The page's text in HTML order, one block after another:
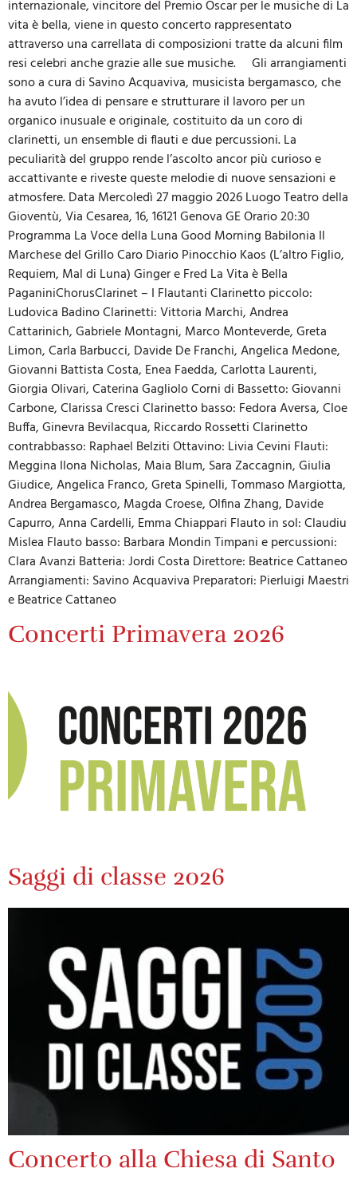
internazionale, vincitore del Premio Oscar per le musiche di La
vita è bella, viene in questo concerto rappresentato
attraverso una carrellata di composizioni tratte da alcuni film
resi celebri anche grazie alle sue musiche. Gli arrangiamenti
sono a cura di Savino Acquaviva, musicista bergamasco, che
ha avuto l’idea di pensare e strutturare il lavoro per un
organico inusuale e originale, costituito da un coro di
clarinetti, un ensemble di flauti e due percussioni. La
peculiarità del gruppo rende l’ascolto ancor più curioso e
accattivante e riveste queste melodie di nuove sensazioni e
atmosfere. Data Mercoledì 27 maggio 2026 Luogo Teatro della
Gioventù, Via Cesarea, 16, 16121 Genova GE Orario 20:30
Programma La Voce della Luna Good Morning Babilonia Il
Marchese del Grillo Caro Diario Pinocchio Kaos (L’altro Figlio,
Requiem, Mal di Luna) Ginger e Fred La Vita è Bella
PaganiniChorusClarinet – I Flautanti Clarinetto piccolo:
Ludovica Badino Clarinetti: Vittoria Marchi, Andrea
Cattarinich, Gabriele Montagni, Marco Monteverde, Greta
Limon, Carla Barbucci, Davide De Franchi, Angelica Medone,
Giovanni Battista Costa, Enea Faedda, Carlotta Laurenti,
Giorgia Olivari, Caterina Gagliolo Corni di Bassetto: Giovanni
Carbone, Clarissa Cresci Clarinetto basso: Fedora Aversa, Cloe
Buffa, Ginevra Bevilacqua, Riccardo Rossetti Clarinetto
contrabbasso: Raphael Belziti Ottavino: Livia Cevini Flauti:
Meggina Ilona Nicholas, Maia Blum, Sara Zaccagnin, Giulia
Giudice, Angelica Franco, Greta Spinelli, Tommaso Margiotta,
Andrea Bergamasco, Magda Croese, Olfina Zhang, Davide
Capurro, Anna Cardelli, Emma Chiappari Flauto in sol: Claudiu
Mislea Flauto basso: Barbara Mondin Timpani e percussioni:
Clara Avanzi Batteria: Jordi Costa Direttore: Beatrice Cattaneo
Arrangiamenti: Savino Acquaviva Preparatori: Pierluigi Maestri
e Beatrice Cattaneo
Concerti Primavera 2026
Saggi di classe 2026
Concerto alla Chiesa di Santo